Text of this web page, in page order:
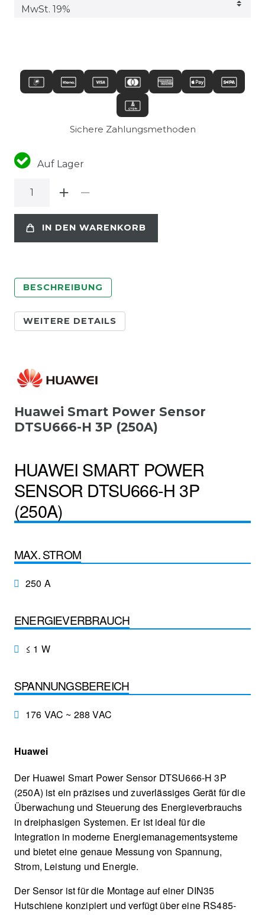
Sichere Zahlungsmethoden
Auf Lager
IN DEN WARENKORB
BESCHREIBUNG
WEITERE DETAILS
Huawei Smart Power Sensor
DTSU666-H 3P (250A)
HUAWEI SMART POWER
SENSOR DTSU666-H 3P
(250A)
MAX. STROM
250 A
ENERGIEVERBRAUCH
≤ 1 W
SPANNUNGSBEREICH
176 VAC ~ 288 VAC
Huawei
Der Huawei Smart Power Sensor DTSU666-H 3P
(250A) ist ein präzises und zuverlässiges Gerät für die
Überwachung und Steuerung des Energieverbrauchs
in dreiphasigen Systemen. Er ist ideal für die
Integration in moderne Energiemanagementsysteme
und bietet eine genaue Messung von Spannung,
Strom, Leistung und Energie.
Der Sensor ist für die Montage auf einer DIN35
Hutschiene konzipiert und verfügt über eine RS485-